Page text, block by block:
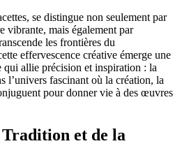
se distingue non seulement par
vibrante, mais également par
les frontières du
effervescence créative émerge une
qui allie précision et inspiration : la
l’univers fascinant où la création, la
pour donner vie à des œuvres
et de la